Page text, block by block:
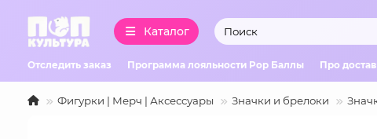
Каталог
Отследить заказ Программа лояльности Pop Баллы Про
Фигурки | Мерч | Аксессуары Значки и брелоки